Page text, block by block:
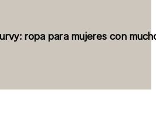
ropa para mujeres con